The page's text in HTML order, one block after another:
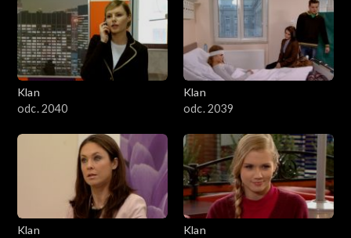
Klan
odc. 2040
Klan
odc. 2039
Klan
Klan